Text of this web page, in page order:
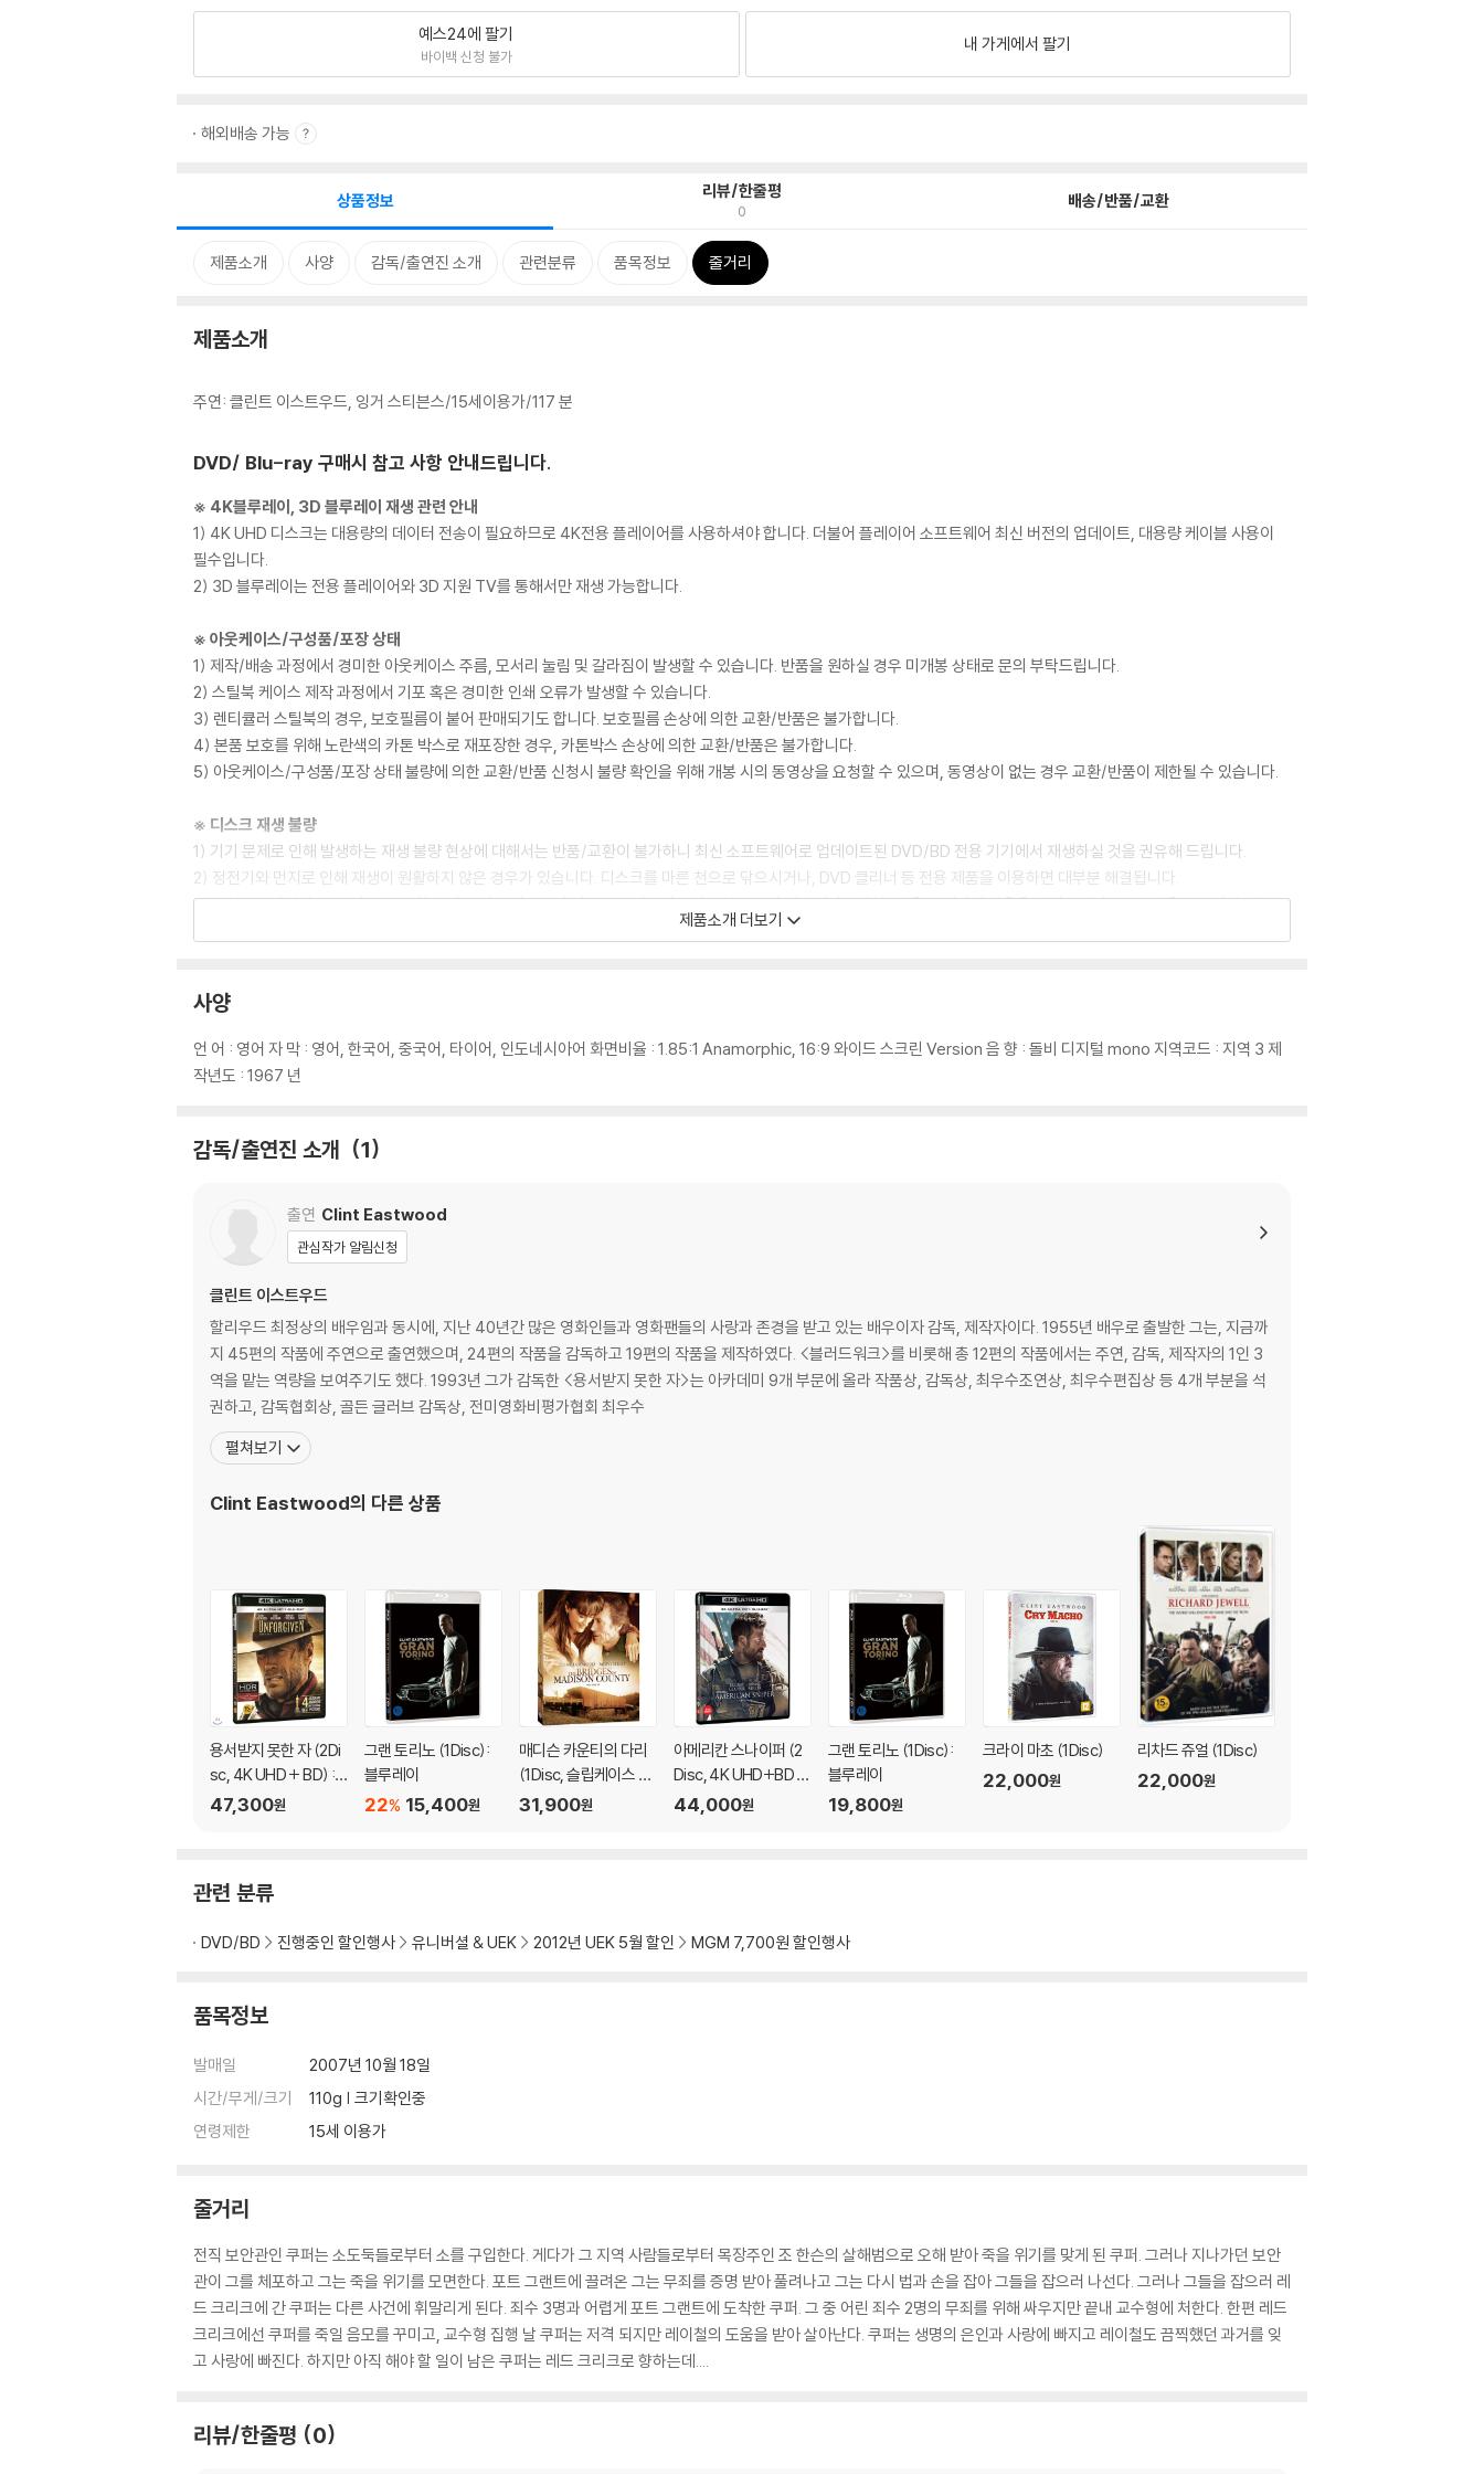
예스24에 팔기
바이백 신청 불가
내 가게에서 팔기
해외배송 가능
상품정보 리뷰/한줄평
0 배송/반품/교환
제품소개 사양 감독/출연진 소개 관련분류 품목정보 줄거리
제품소개
주연: 클린트 이스트우드, 잉거 스티븐스/15세이용가/117 분
DVD/ Blu-ray 구매시 참고 사항 안내드립니다.
※ 4K블루레이, 3D 블루레이 재생 관련 안내
1) 4K UHD 디스크는 대용량의 데이터 전송이 필요하므로 4K전용 플레이어를 사용하셔야 합니다. 더불어 플레이어 소프트웨어 최신 버전의 업데이트, 대용량 케이블 사용이
필수입니다.
2) 3D 블루레이는 전용 플레이어와 3D 지원 TV를 통해서만 재생 가능합니다.
※ 아웃케이스/구성품/포장 상태
1) 제작/배송 과정에서 경미한 아웃케이스 주름, 모서리 눌림 및 갈라짐이 발생할 수 있습니다. 반품을 원하실 경우 미개봉 상태로 문의 부탁드립니다.
2) 스틸북 케이스 제작 과정에서 기포 혹은 경미한 인쇄 오류가 발생할 수 있습니다.
3) 렌티큘러 스틸북의 경우, 보호필름이 붙어 판매되기도 합니다. 보호필름 손상에 의한 교환/반품은 불가합니다.
4) 본품 보호를 위해 노란색의 카톤 박스로 재포장한 경우, 카톤박스 손상에 의한 교환/반품은 불가합니다.
5) 아웃케이스/구성품/포장 상태 불량에 의한 교환/반품 신청시 불량 확인을 위해 개봉 시의 동영상을 요청할 수 있으며, 동영상이 없는 경우 교환/반품이 제한될 수 있습니다.
※ 디스크 재생 불량
1) 기기 문제로 인해 발생하는 재생 불량 현상에 대해서는 반품/교환이 불가하니 최신 소프트웨어로 업데이트된 DVD/BD 전용 기기에서 재생하실 것을 권유해 드립니다.
2) 정전기와 먼지로 인해 재생이 원활하지 않은 경우가 있습니다. 디스크를 마른 천으로 닦으시거나, DVD 클리너 등 전용 제품을 이용하면 대부분 해결됩니다.
3) 일부 PC 연결형 ODD의 경우 호환 상의 문제로 정상적인 디스크도 재생이 불가능한 경우가 있습니다. 독립형 전용 플레이어 사용을 권장드리며, ODD 사용으로 인한 재생 불
디스크에 미세한 잔 흠집이 남아있거나 인쇄 면이 깨끗하지 않은 경우가 있으며, 상품의 불량이 아닙니다. 단, 재생에 이상이 있는 경우에는 불량으로 인한 반품/교환이 가능합니
다.
※ 교환/반품 안내
관련 사진과 동영상 및 재생 기기 모델명을 첨부하여 첨부하여 고객센터에 문의 바랍니다.
4) 한정판 상품의 변심, 오구매로 인한 반품은 회송된 상품의 상태 확인 후 진행이 가능합니다. 택배 이동 중 파손이 발생하지 않도록 완충 포장을 부탁드립니다.
제품소개 더보기
사양
언 어 : 영어 자 막 : 영어, 한국어, 중국어, 타이어, 인도네시아어 화면비율 : 1.85:1 Anamorphic, 16:9 와이드 스크린 Version 음 향 : 돌비 디지털 mono 지역코드 : 지역 3 제
작년도 : 1967 년
감독/출연진 소개 1
출연 Clint Eastwood
관심작가 알림신청
클린트 이스트우드
할리우드 최정상의 배우임과 동시에, 지난 40년간 많은 영화인들과 영화팬들의 사랑과 존경을 받고 있는 배우이자 감독, 제작자이다. 1955년 배우로 출발한 그는, 지금까
지 45편의 작품에 주연으로 출연했으며, 24편의 작품을 감독하고 19편의 작품을 제작하였다. <블러드워크>를 비롯해 총 12편의 작품에서는 주연, 감독, 제작자의 1인 3
역을 맡는 역량을 보여주기도 했다. 1993년 그가 감독한 <용서받지 못한 자>는 아카데미 9개 부문에 올라 작품상, 감독상, 최우수조연상, 최우수편집상 등 4개 부분을 석
권하고, 감독협회상, 골든 글러브 감독상, 전미영화비평가협회 최우수
펼쳐보기
Clint Eastwood의 다른 상품
용서받지 못한 자 (2Di
sc, 4K UHD + BD) :
블루레이
47,300원
그랜 토리노 (1Disc):
블루레이
15,400원
22%
매디슨 카운티의 다리
(1Disc, 슬립케이스 한
정판) : 블루레이
31,900원
아메리칸 스나이퍼 (2
Disc, 4K UHD+BD 일
반판) : 블루레이
44,000원
그랜 토리노 (1Disc):
블루레이
19,800원
크라이 마초 (1Disc)
22,000원
리차드 쥬얼 (1Disc)
22,000원
관련 분류
DVD/BD 진행중인 할인행사 유니버셜 & UEK 2012년 UEK 5월 할인 MGM 7,700원 할인행사
품목정보
발매일
2007년 10월 18일
시간/무게/크기
110g | 크기확인중
연령제한
15세 이용가
줄거리
전직 보안관인 쿠퍼는 소도둑들로부터 소를 구입한다. 게다가 그 지역 사람들로부터 목장주인 조 한슨의 살해범으로 오해 받아 죽을 위기를 맞게 된 쿠퍼. 그러나 지나가던 보안
관이 그를 체포하고 그는 죽을 위기를 모면한다. 포트 그랜트에 끌려온 그는 무죄를 증명 받아 풀려나고 그는 다시 법과 손을 잡아 그들을 잡으러 나선다. 그러나 그들을 잡으러 레
드 크리크에 간 쿠퍼는 다른 사건에 휘말리게 된다. 죄수 3명과 어렵게 포트 그랜트에 도착한 쿠퍼. 그 중 어린 죄수 2명의 무죄를 위해 싸우지만 끝내 교수형에 처한다. 한편 레드
크리크에선 쿠퍼를 죽일 음모를 꾸미고, 교수형 집행 날 쿠퍼는 저격 되지만 레이철의 도움을 받아 살아난다. 쿠퍼는 생명의 은인과 사랑에 빠지고 레이철도 끔찍했던 과거를 잊
고 사랑에 빠진다. 하지만 아직 해야 할 일이 남은 쿠퍼는 레드 크리크로 향하는데....
리뷰/한줄평 0